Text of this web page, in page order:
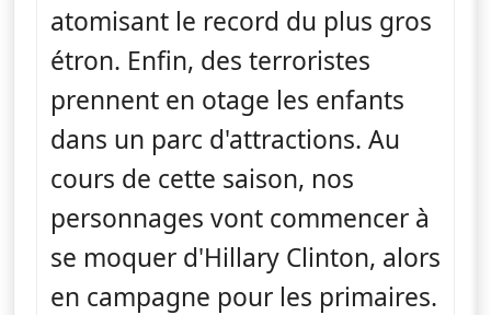
atomisant le record du plus gros
étron. Enfin, des terroristes
prennent en otage les enfants
dans un parc d'attractions. Au
cours de cette saison, nos
personnages vont commencer à
se moquer d'Hillary Clinton, alors
en campagne pour les primaires.